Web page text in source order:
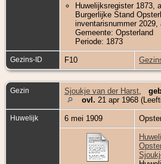
Huwelijksregister 1873,
Burgerlijke Stand
inventarisnummer 2029,
Gemeente: Opsterland
Periode: 1873
Gezins-ID F10
Gezin Sjoukje van der Harst
ovl. 21 apr 1968
Huwelijk 6 mei 1909